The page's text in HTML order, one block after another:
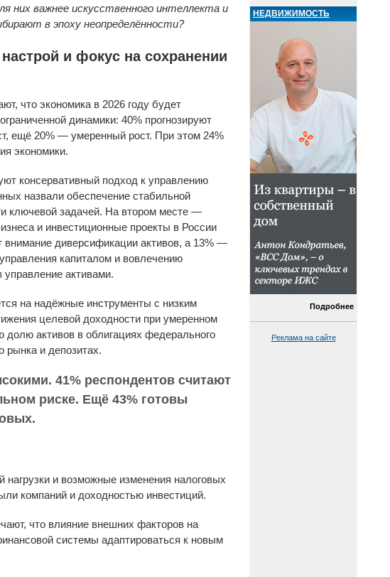
них важнее искусственного интеллекта и
в эпоху неопределённости?
и фокус на сохранении
что экономика в 2026 году будет
динамики: 40% прогнозируют
ещё 20% — умеренный рост. При этом 24%
экономики.
консервативный подход к управлению
назвали обеспечение стабильной
ключевой задачей. На втором месте —
и инвестиционные проекты в России
диверсификации активов, а 13% —
капиталом и вовлечению
активами.
на надёжные инструменты с низким
целевой доходности при умеренном
активов в облигациях федерального
рынка и депозитах.
41% респондентов считают
риске. Ещё 43% готовы
и возможные изменения налоговых
компаний и доходностью инвестиций.
что влияние внешних факторов на
системы адаптироваться к новым
НЕДВИЖИМОСТЬ
Подробнее
Реклама на сайте